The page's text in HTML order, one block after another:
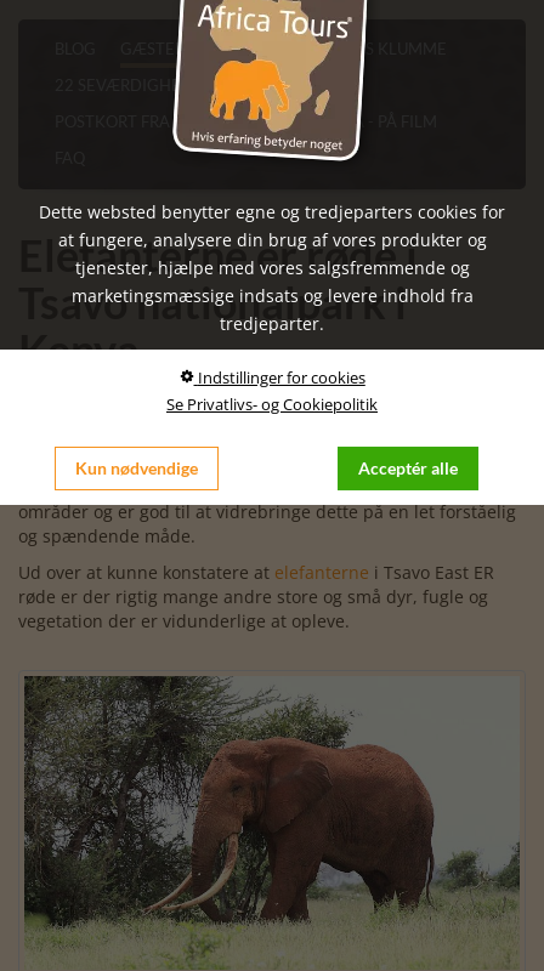
GÆSTERNE FORTÆLLER
FINN'S KLUMME
22 SEVÆRDIGHEDER I CAPE TOWN
POSTKORT FRA AFRIKA
VORES AFRIKA - PÅ FILM
Elefanterne er røde i
Tsavo nationalpark i
Kenya
Skrevet af Anette Petersen | 22-02-2020
denne gangTsavo East og West.
Voresrejseleder Jesper Horsted
har en bred viden på alle
områder og er god til at vidrebringe dette på en let forståelig
og spændende måde.
Ud over at kunne konstatere at elefanterne i Tsavo East ER
røde er der rigtig mange andre store og små dyr, fugle og
vegetation der er vidunderlige at opleve.
Dette websted benytter egne og tredjeparters cookies for
at fungere, analysere din brug af vores produkter og
tjenester, hjælpe med vores salgsfremmende og
marketingsmæssige indsats og levere indhold fra
tredjeparter.
Indstillinger for cookies
Se Privatlivs- og Cookiepolitik
Kun nødvendige Acceptér alle